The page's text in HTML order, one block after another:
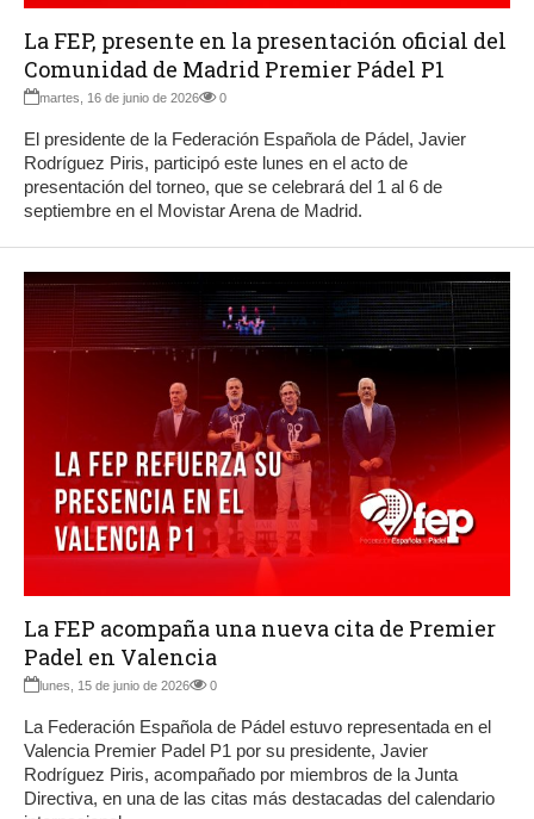
La FEP, presente en la presentación oficial del
Comunidad de Madrid Premier Pádel P1
martes, 16 de junio de 2026 0
El presidente de la Federación Española de Pádel, Javier
Rodríguez Piris, participó este lunes en el acto de
presentación del torneo, que se celebrará del 1 al 6 de
septiembre en el Movistar Arena de Madrid.
La FEP acompaña una nueva cita de Premier
Padel en Valencia
lunes, 15 de junio de 2026 0
La Federación Española de Pádel estuvo representada en el
Valencia Premier Padel P1 por su presidente, Javier
Rodríguez Piris, acompañado por miembros de la Junta
Directiva, en una de las citas más destacadas del calendario